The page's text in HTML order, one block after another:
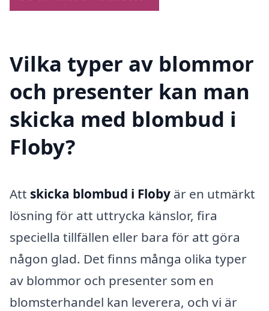
Vilka typer av blommor
och presenter kan man
skicka med blombud i
Floby?
Att skicka blombud i Floby är en utmärkt
lösning för att uttrycka känslor, fira
speciella tillfällen eller bara för att göra
någon glad. Det finns många olika typer
av blommor och presenter som en
blomsterhandel kan leverera, och vi är